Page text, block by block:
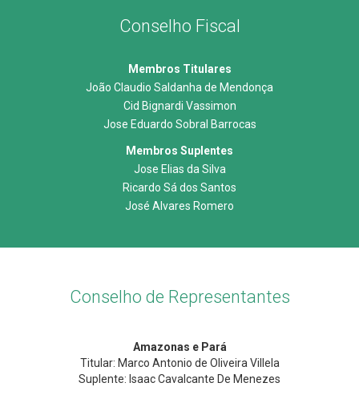
Conselho Fiscal
Membros Titulares
João Claudio Saldanha de Mendonça
Cid Bignardi Vassimon
Jose Eduardo Sobral Barrocas
Membros Suplentes
Jose Elias da Silva
Ricardo Sá dos Santos
José Alvares Romero
Conselho de Representantes
Amazonas e Pará
Titular: Marco Antonio de Oliveira Villela
Suplente: Isaac Cavalcante De Menezes